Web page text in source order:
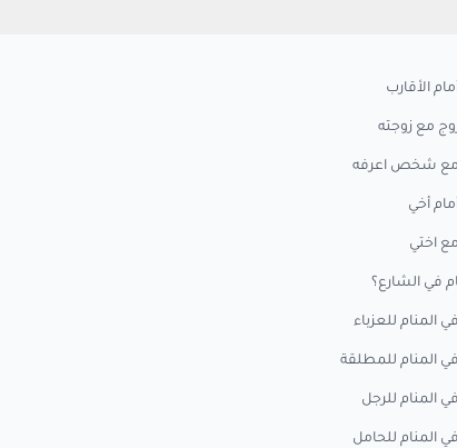
الأقارب
مع زوجته
مع شخص اعرفه
أخي
اختي
في الشارع؟
المنام للعزباء
المنام للمطلقة
المنام للرجل
المنام للحامل